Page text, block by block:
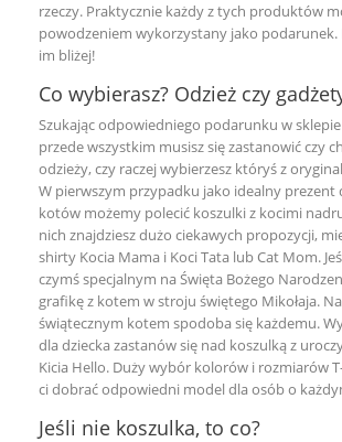
rzeczy. Praktycznie każdy z tych produktów
powodzeniem wykorzystany jako podarunek.
im bliżej!
Co wybierasz? Odzież czy
Szukając odpowiedniego podarunku w
przede wszystkim musisz się zastanowić czy
odzieży, czy raczej wybierzesz któryś z
W pierwszym przypadku jako idealny prezent
kotów możemy polecić koszulki z kocimi
nich znajdziesz dużo ciekawych propozycji,
shirty Kocia Mama i Koci Tata lub Cat Mom.
czymś specjalnym na Święta Bożego
grafikę z kotem w stroju świętego Mikołaja.
świątecznym kotem spodoba się każdemu.
dla dziecka zastanów się nad koszulką z
Kicia Hello. Duży wybór kolorów i rozmiarów
ci dobrać odpowiedni model dla osób o
Jeśli nie koszulka, to co?